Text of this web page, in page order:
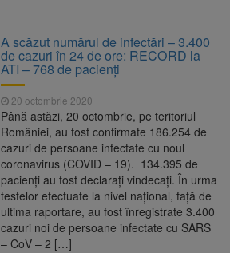
A scăzut numărul de infectări – 3.400
de cazuri în 24 de ore: RECORD la
ATI – 768 de pacienți
20 octombrie 2020
Până astăzi, 20 octombrie, pe teritoriul
României, au fost confirmate 186.254 de
cazuri de persoane infectate cu noul
coronavirus (COVID – 19). 134.395 de
pacienți au fost declarați vindecați. În urma
testelor efectuate la nivel național, față de
ultima raportare, au fost înregistrate 3.400
cazuri noi de persoane infectate cu SARS
– CoV – 2 […]